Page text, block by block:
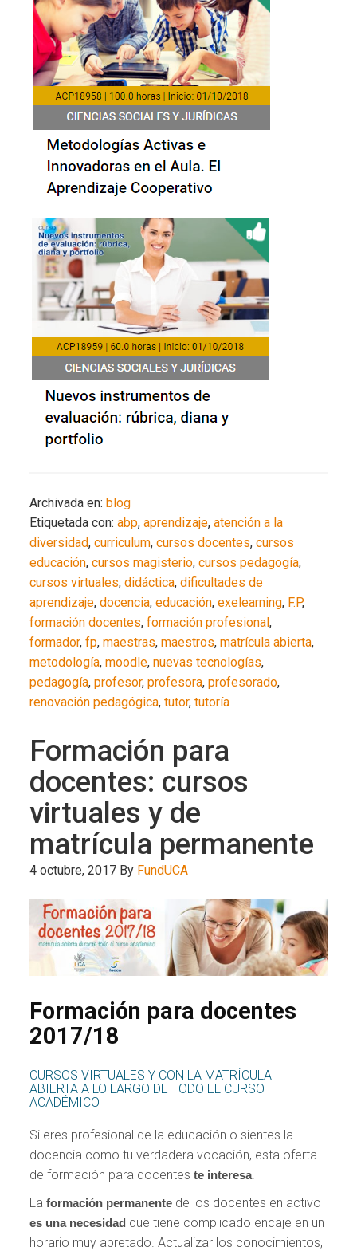
Archivada en: blog
Etiquetada con:abp,aprendizaje,atención a la
diversidad,curriculum,cursos docentes,cursos
educación,cursos magisterio,cursos pedagogía,
cursos virtuales,didáctica,dificultades de
aprendizaje,docencia,educación,exelearning, F.P,
formación docentes,formación profesional,
formador,fp,maestras,maestros,matrícula abierta,
metodología,moodle,nuevas tecnologías,
pedagogía,profesor,profesora,profesorado,
renovación pedagógica,tutor,tutoría
Formación para
docentes: cursos
virtuales y de
matrícula permanente
4 octubre, 2017 By FundUCA
Formación para docentes
2017/18
CURSOS VIRTUALES Y CON LA MATRÍCULA
ABIERTA A LO LARGO DE TODO EL CURSO
ACADÉMICO
Si eres profesional de la educación o sientes la
docencia como tu verdadera vocación, esta oferta
de formación para docentes te interesa.
Laformación permanente de los docentes en activo
es una necesidad que tiene complicado encaje en un
horario muy apretado. Actualizar los conocimientos,